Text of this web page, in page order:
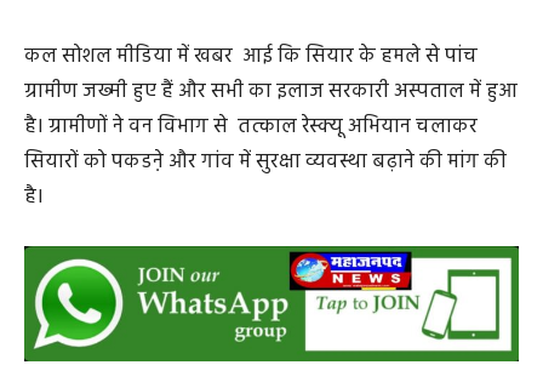
व्यवहार भी बेहद आक्रामक हो गया है। ग्रामीण इन्हें आदमखोर जैसे
व्यवहार वाला बता रहे हैं।
कल सोशल मीडिया में खबर आई कि सियार के हमले से पांच
ग्रामीण जख्मी हुए हैं और सभी का इलाज सरकारी अस्पताल में हुआ
है। ग्रामीणों ने वन विभाग से तत्काल रेस्क्यू अभियान चलाकर
सियारों को पकडऩे और गांव में सुरक्षा व्यवस्था बढ़ाने की मांग की
है।